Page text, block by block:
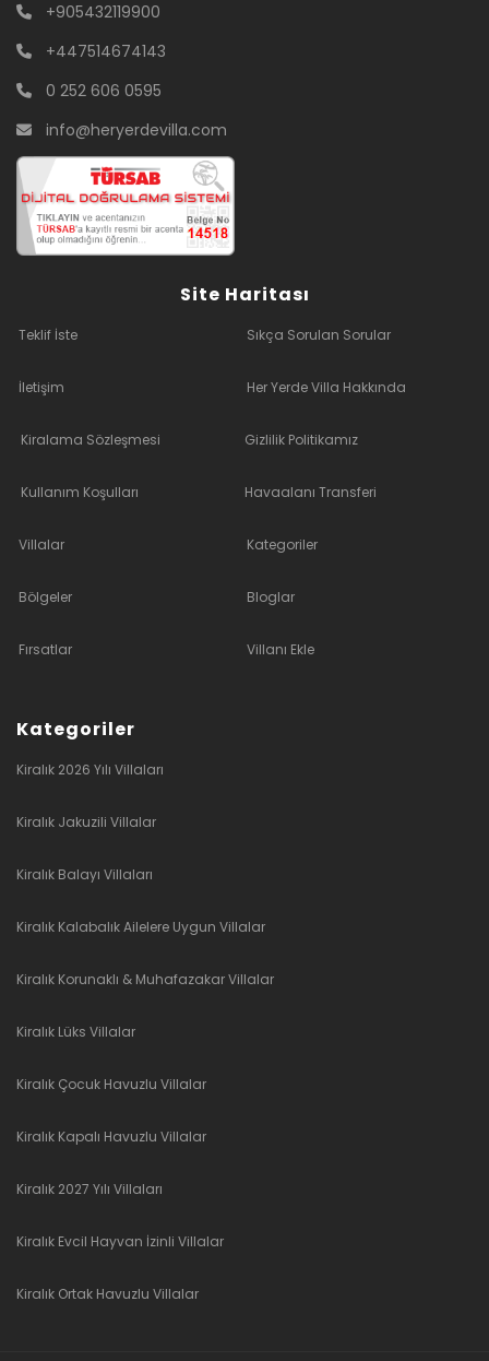
+905432119900
+447514674143
0 252 606 0595
info@heryerdevilla.com
Site Haritası
Teklif İste Sıkça Sorulan Sorular
İletişim Her Yerde Villa Hakkında
Kiralama Sözleşmesi Gizlilik Politikamız
Kullanım Koşulları Havaalanı Transferi
Villalar Kategoriler
Bölgeler Bloglar
Fırsatlar Villanı Ekle
Kategoriler
Kiralık 2026 Yılı Villaları
Kiralık Jakuzili Villalar
Kiralık Balayı Villaları
Kiralık Kalabalık Ailelere Uygun Villalar
Kiralık Korunaklı & Muhafazakar Villalar
Kiralık Lüks Villalar
Kiralık Çocuk Havuzlu Villalar
Kiralık Kapalı Havuzlu Villalar
Kiralık 2027 Yılı Villaları
Kiralık Evcil Hayvan İzinli Villalar
Kiralık Ortak Havuzlu Villalar